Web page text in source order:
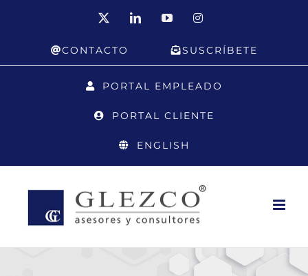
LinkedInYouTubeInstagram
CONTACTO SUSCRÍBETE
PORTAL EMPLEADO
PORTAL CLIENTE
ENGLISH